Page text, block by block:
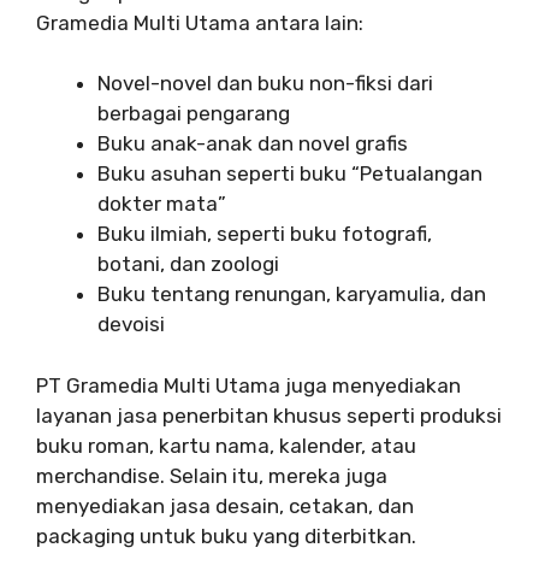
Gramedia Multi Utama antara lain:
Novel-novel dan buku non-fiksi dari
berbagai pengarang
Buku anak-anak dan novel grafis
Buku asuhan seperti buku “Petualangan
dokter mata”
Buku ilmiah, seperti buku fotografi,
botani, dan zoologi
Buku tentang renungan, karyamulia, dan
devoisi
PT Gramedia Multi Utama juga menyediakan
layanan jasa penerbitan khusus seperti produksi
buku roman, kartu nama, kalender, atau
merchandise. Selain itu, mereka juga
menyediakan jasa desain, cetakan, dan
packaging untuk buku yang diterbitkan.